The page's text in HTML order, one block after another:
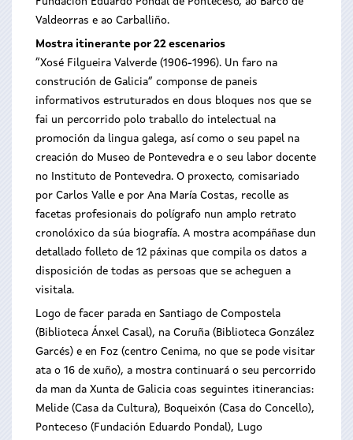
Valdeorras e ao Carballiño.
Mostra itinerante por 22 escenarios
“Xosé Filgueira Valverde (1906-1996). Un faro na
construción de Galicia” componse de paneis
informativos estruturados en dous bloques nos que se
fai un percorrido polo traballo do intelectual na
promoción da lingua galega, así como o seu papel na
creación do Museo de Pontevedra e o seu labor docente
no Instituto de Pontevedra. O proxecto, comisariado
por Carlos Valle e por Ana María Costas, recolle as
facetas profesionais do polígrafo nun amplo retrato
cronolóxico da súa biografía. A mostra acompáñase dun
detallado folleto de 12 páxinas que compila os datos a
disposición de todas as persoas que se acheguen a
visitala.
Logo de facer parada en Santiago de Compostela
(Biblioteca Ánxel Casal), na Coruña (Biblioteca González
Garcés) e en Foz (centro Cenima, no que se pode visitar
ata o 16 de xuño), a mostra continuará o seu percorrido
da man da Xunta de Galicia coas seguintes itinerancias:
Melide (Casa da Cultura), Boqueixón (Casa do Concello),
Ponteceso (Fundación Eduardo Pondal), Lugo